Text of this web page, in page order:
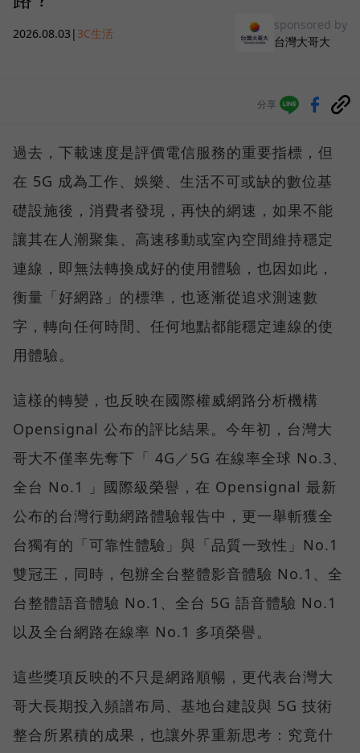
2026.08.03 | 3C生活
sponsored by
台灣大哥大
分享
過去，下載速度是評價電信服務的重要指標，但
在 5G 成為工作、娛樂、生活不可或缺的數位基
礎設施後，消費者發現，再快的網速，如果不能
讓其在人潮聚集、高速移動或室內空間維持穩定
連線，即無法轉換成好的使用體驗，也因如此，
衡量「好網路」的標準，也逐漸從追求測速數
字，轉向任何時間、任何地點都能穩定連線的使
用體驗。
這樣的轉變，也反映在國際權威網路分析機構
Opensignal 公布的評比結果。今年初，台灣大
哥大不僅率先奪下「 4G／5G 在線率全球 No.3、
全台 No.1 」國際級榮譽，在 Opensignal 最新
公布的台灣行動網路體驗報告中，更一舉斬獲全
台獨有的「可靠性體驗」與「品質一致性」No.1
雙冠王，同時，包辦全台整體影音體驗 No.1、全
台整體語音體驗 No.1、全台 5G 語音體驗 No.1
以及全台網路在線率 No.1 多項榮譽。
這些獎項反映的不只是網路順暢，更代表台灣大
哥大長期投入頻譜布局、基地台建設與 5G 技術
整合所累積的成果，也讓外界重新思考：究竟什